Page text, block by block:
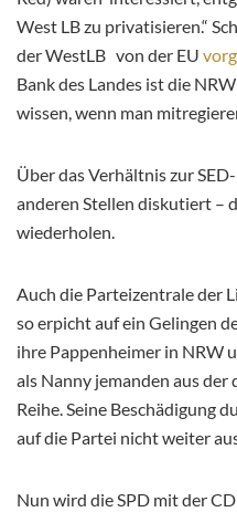
West LB zu privatisieren.“
der WestLB von der EU
Bank des Landes ist die
wissen, wenn man
Über das Verhältnis zur
anderen Stellen diskutiert –
wiederholen.
Auch die Parteizentrale der
so erpicht auf ein Gelingen
ihre Pappenheimer in NRW
als Nanny jemanden aus
Reihe. Seine Beschädigung
auf die Partei nicht weiter
Nun wird die SPD mit der